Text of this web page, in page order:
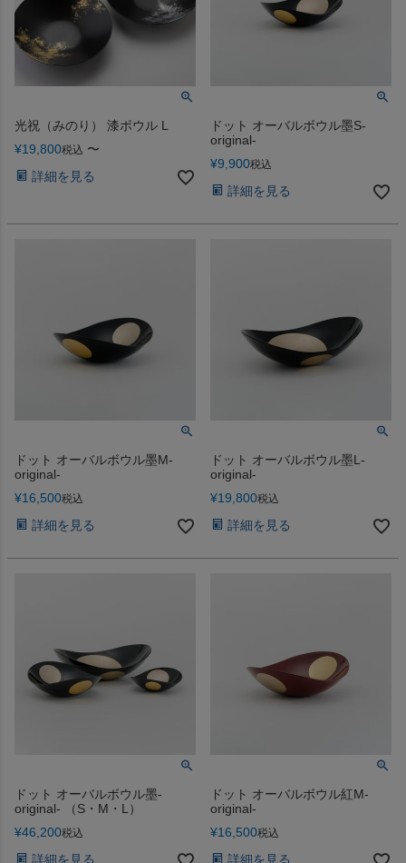
光祝（みのり） 漆ボウル L
¥19,800税込 〜
詳細を見る
ドット オーバルボウル墨S-
original-
¥9,900税込
詳細を見る
ドット オーバルボウル墨M-
original-
¥16,500税込
詳細を見る
ドット オーバルボウル墨L-
original-
¥19,800税込
詳細を見る
ドット オーバルボウル墨-
original- （S・M・L）
¥46,200税込
詳細を見る
ドット オーバルボウル紅M-
original-
¥16,500税込
詳細を見る